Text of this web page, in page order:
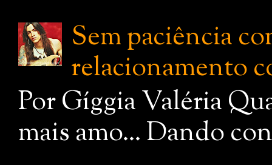
Sem paciência
relacionamento
Por Gíggia Valéria
mais amo... Dando